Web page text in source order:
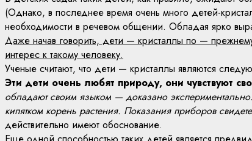
(Однако, в последнее время очень много детей-
необходимости в речевом общении. Обладая ярко
Даже начав говорить, дети — кристаллы по —
интерес к такому человеку.
Ученые считают, что дети — кристаллы являются
Эти дети очень любят природу, они чувствуют
обладают своим языком — доказано
кипятком корень растения. Показания приборов
действительно имеют обоснование.